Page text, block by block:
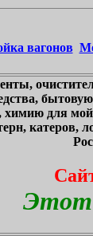
вагонов
для
катеров,
Этот